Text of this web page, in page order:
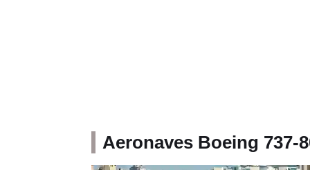
Aeronaves Boeing 737-